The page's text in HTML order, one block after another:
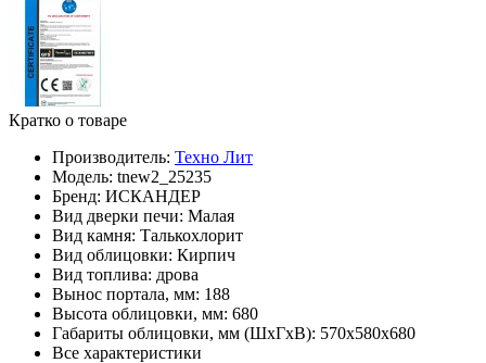
Кратко о товаре
Производитель: Техно Лит
Модель: tnew2_25235
Бренд: ИСКАНДЕР
Вид дверки печи: Малая
Вид камня: Талькохлорит
Вид облицовки: Кирпич
Вид топлива: дрова
Вынос портала, мм: 188
Высота облицовки, мм: 680
Габариты облицовки, мм (ШхГхВ): 570х580х680
Все характеристики